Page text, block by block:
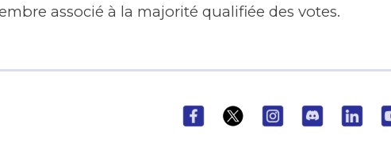
associé à la majorité qualifiée des votes.